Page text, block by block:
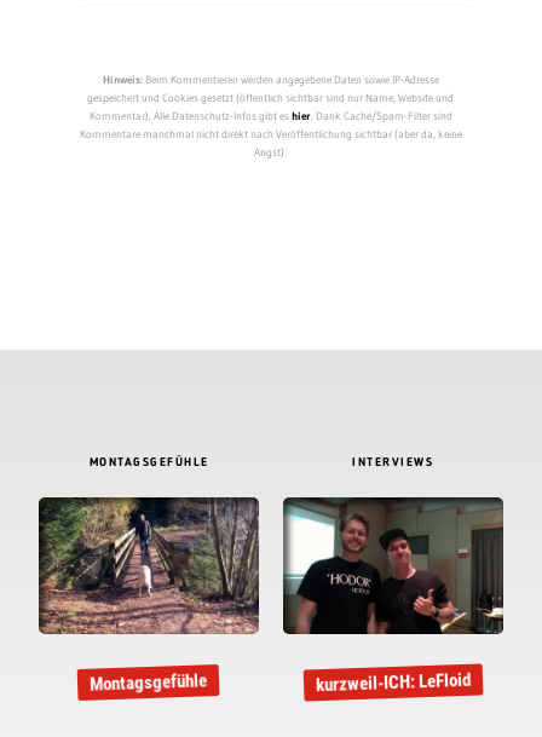
Hinweis:Beim Kommentieren werden angegebene Daten sowie IP-Adresse
gespeichert und Cookies gesetzt (öffentlich sichtbar sind nur Name, Website und
Kommentar). Alle Datenschutz-Infos gibt eshier. Dank Cache/Spam-Filter sind
Kommentare manchmal nicht direkt nach Veröffentlichung sichtbar (aber da, keine
Angst).
MONTAGSGEFÜHLE
Montagsgefühle
INTERVIEWS
kurzweil-ICH: LeFloid